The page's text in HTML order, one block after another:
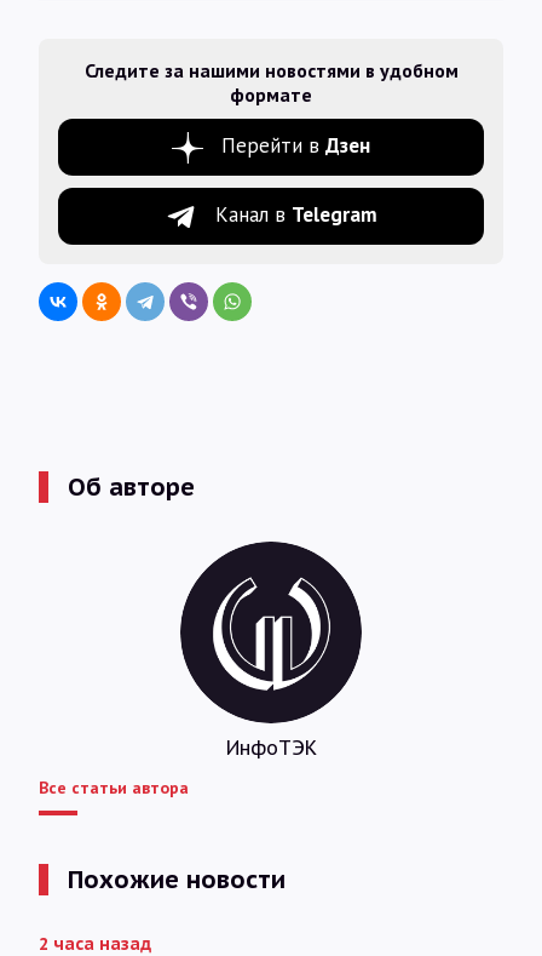
Следите за нашими новостями в удобном
формате
Перейти в Дзен
Канал в Telegram
Об авторе
ИнфоТЭК
Все статьи автора
Похожие новости
2 часа назад